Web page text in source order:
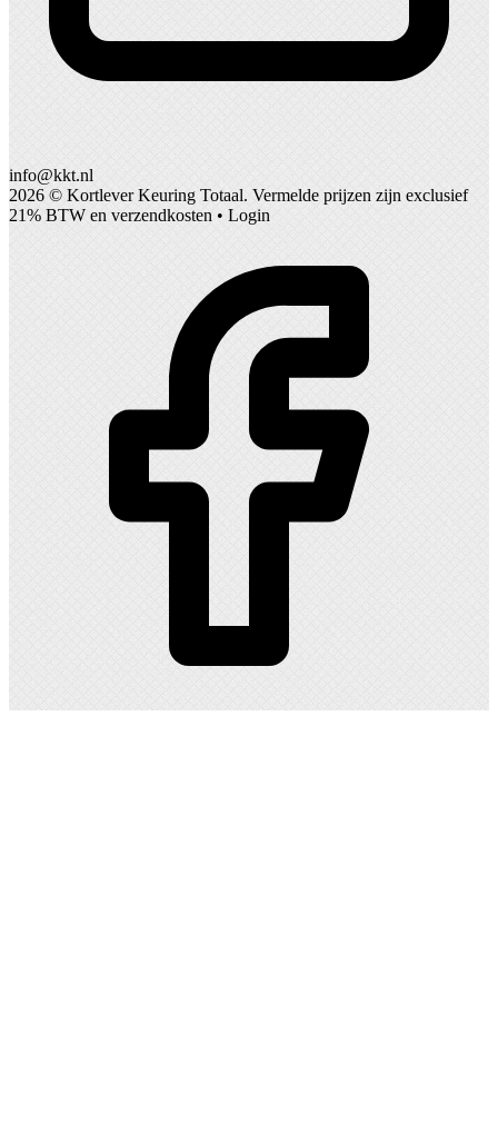
info@kkt.nl
2026 © Kortlever Keuring Totaal. Vermelde prijzen zijn exclusief
21% BTW en verzendkosten • Login